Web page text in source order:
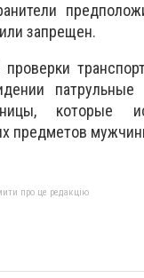
запрещен.
патрульные
которые
предметов
про це редакцію